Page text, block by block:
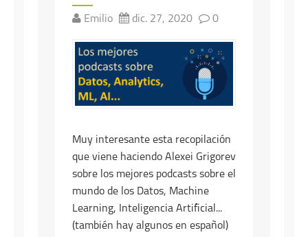
Emilio dic. 27, 2020 0
Muy interesante esta recopilación
que viene haciendo Alexei Grigorev
sobre los mejores podcasts sobre el
mundo de los Datos, Machine
Learning, Inteligencia Artificial...
(también hay algunos en español)